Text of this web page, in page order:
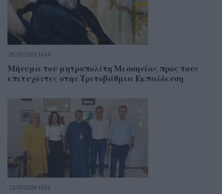
25/07/2026 10:40
Μήνυμα του μητροπολίτη Μεσσηνίας προς τους
επιτυχόντες στην Τριτοβάθμια Εκπαίδευση
22/07/2026 10:55